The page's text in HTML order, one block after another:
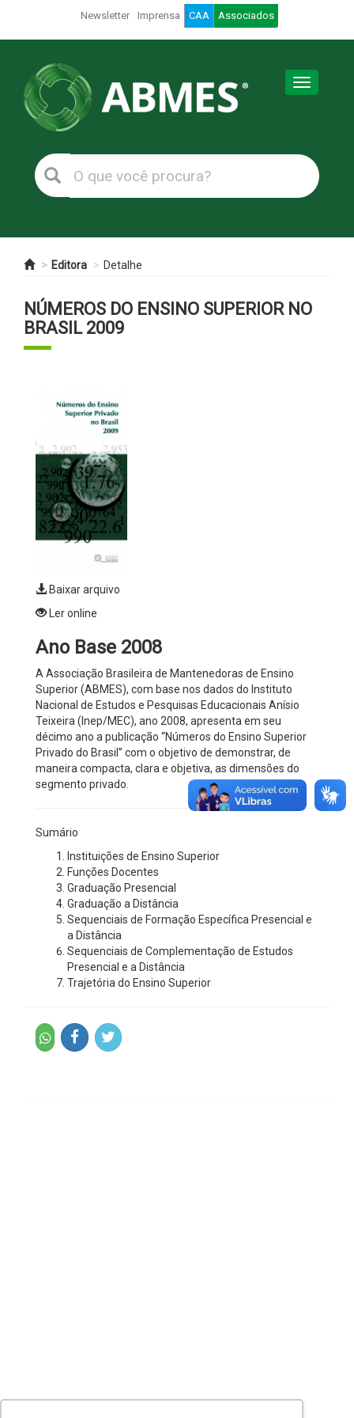
Newsletter Imprensa CAA Associados
Toggle
Editora Detalhe
NÚMEROS DO ENSINO SUPERIOR NO
BRASIL 2009
Baixar arquivo
Ler online
Ano Base 2008
A Associação Brasileira de Mantenedoras de Ensino
Superior (ABMES), com base nos dados do Instituto
Nacional de Estudos e Pesquisas Educacionais Anísio
Teixeira (Inep/MEC), ano 2008, apresenta em seu
décimo ano a publicação “Números do Ensino Superior
Privado do Brasil” com o objetivo de demonstrar, de
maneira compacta, clara e objetiva, as dimensões do
segmento privado.
Sumário
Instituições de Ensino Superior
Funções Docentes
Graduação Presencial
Graduação a Distância
Sequenciais de Formação Específica Presencial e
a Distância
Sequenciais de Complementação de Estudos
Presencial e a Distância
Trajetória do Ensino Superior